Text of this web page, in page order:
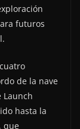
futuros
de la nave
Launch
hasta la
que